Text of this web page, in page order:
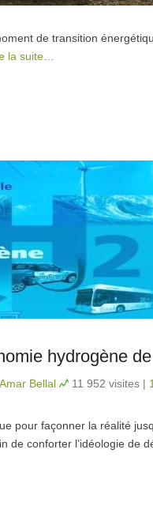
de transition
la suite…
hydrogène
Amar Bellal 11 952 visites |
pour façonner la réalité
de conforter l’idéologie de